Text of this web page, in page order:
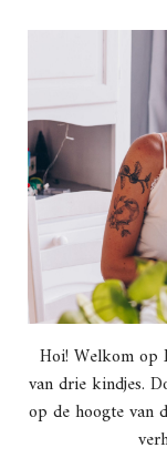
Hoi! Welkom op
van drie kindjes.
op de hoogte van